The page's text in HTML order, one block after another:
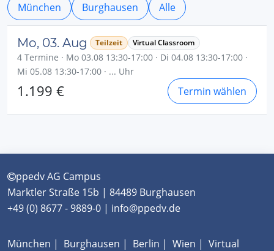
München
Burghausen Alle
Mo, 03. Aug Teilzeit Virtual Classroom
4 Termine · Mo 03.08 13:30-17:00 · Di 04.08 13:30-17:00 ·
Mi 05.08 13:30-17:00 · ... Uhr
1.199 € Termin wählen
ppedv AG Campus
Marktler Straße 15b | 84489 Burghausen
+49 (0) 8677 - 9889-0 | info@ppedv.de
München | Burghausen | Berlin | Wien | Virtual